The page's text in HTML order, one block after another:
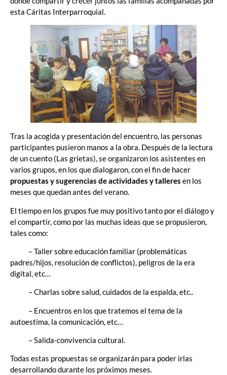
esta Cáritas Interparroquial.
Tras la acogida y presentación del encuentro, las personas
participantes pusieron manos a la obra. Después de la lectura
de un cuento (Las grietas), se organizaron los asistentes en
varios grupos, en los que dialogaron, con el fin de hacer
propuestas y sugerencias de actividades y talleres en los
meses que quedan antes del verano.
El tiempo en los grupos fue muy positivo tanto por el diálogo y
el compartir, como por las muchas ideas que se propusieron,
tales como:
– Taller sobre educación familiar (problemáticas
padres/hijos, resolución de conflictos), peligros de la era
digital, etc…
– Charlas sobre salud, cuidados de la espalda, etc..
– Encuentros en los que tratemos el tema de la
autoestima, la comunicación, etc…
– Salida-convivencia cultural.
Todas estas propuestas se organizarán para poder irlas
desarrollando durante los próximos meses.